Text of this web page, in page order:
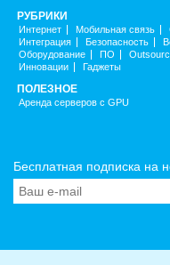
РУБРИКИ
Интернет Мобильная связь
Интеграция
Безопасность
Оборудование
ПО
Инновации
Гаджеты
ПОЛЕЗНОЕ
Аренда серверов с GPU
Бесплатная подписка на